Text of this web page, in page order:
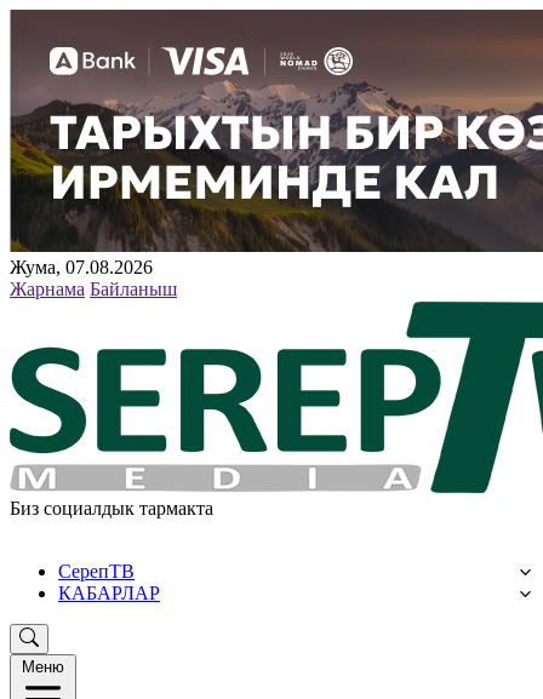
Жума, 07.08.2026
Жарнама Байланыш
Биз социалдык тармакта
СерепТВ
КАБАРЛАР
Меню